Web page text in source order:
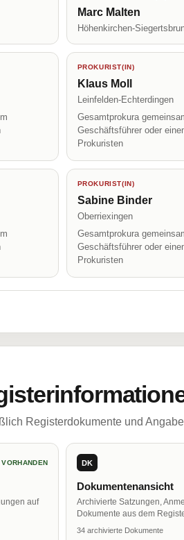
Marc Malten
Höhenkirchen-
PROKURIST(IN)
Klaus Moll
Leinfelden-Echterdingen
Gesamtprokura
Geschäftsführer oder
Prokuristen
PROKURIST(IN)
Sabine Binder
Oberriexingen
Gesamtprokura
Geschäftsführer oder
Prokuristen
Registerdokumente und
auf
DK
Dokumentenansicht
Archivierte Satzungen,
Dokumente aus dem
34 archivierte Dokumente